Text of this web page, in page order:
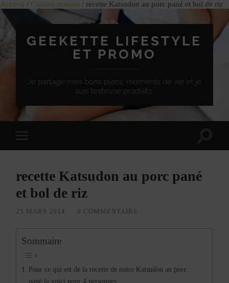
Accueil / Cuisine maison / recette Katsudon au porc pané et bol de riz
GEEKETTE LIFESTYLE
ET PROMO
Je partage mes bons plans, moments de vie et je
suis testeuse produits.
à
mobile
recette Katsudon au porc pané
et bol de riz
25 MARS 2014 0 COMMENTAIRE
Sommaire
Pour ce qui est de la recette de notre Katsudon au porc
pané la voici pour 4 personnes :